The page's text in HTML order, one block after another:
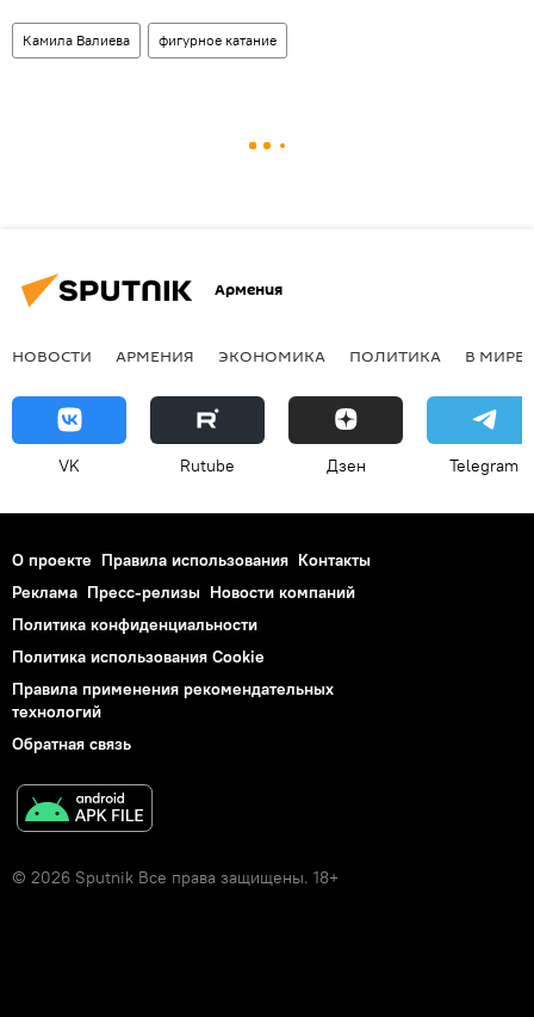
Камила Валиева фигурное катание
Армения
НОВОСТИ АРМЕНИЯ ЭКОНОМИКА ПОЛИТИКА В МИРЕ
VK Rutube Дзен Telegram
О проекте Правила использования Контакты
Реклама Пресс-релизы Новости компаний
Политика конфиденциальности
Политика использования Cookie
Правила применения рекомендательных
технологий
Обратная связь
© 2026 Sputnik Все права защищены. 18+